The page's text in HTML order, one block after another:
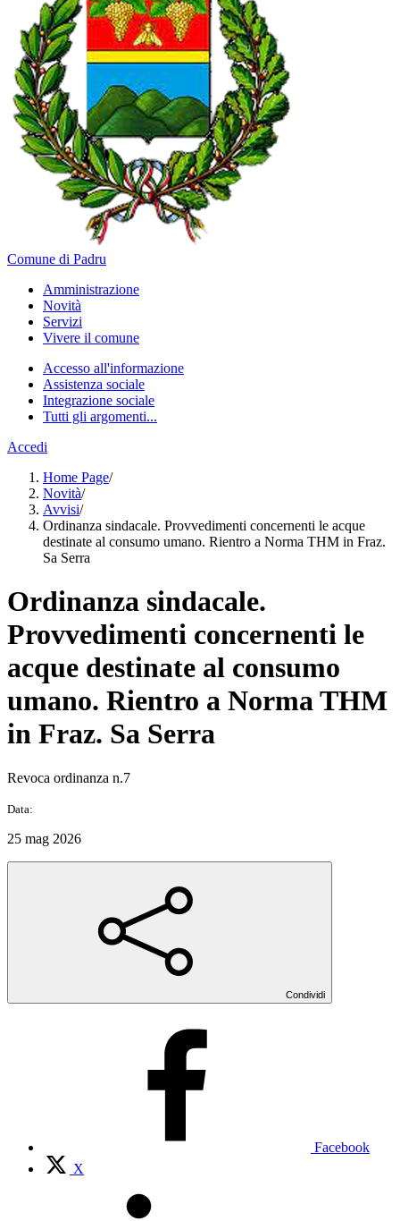
Comune di Padru
Amministrazione
Novità
Servizi
Vivere il comune
Accesso all'informazione
Assistenza sociale
Integrazione sociale
Tutti gli argomenti...
Accedi
Home Page/
Novità/
Avvisi/
Ordinanza sindacale. Provvedimenti concernenti le acque
destinate al consumo umano. Rientro a Norma THM in Fraz.
Sa Serra
Ordinanza sindacale.
Provvedimenti concernenti le
acque destinate al consumo
umano. Rientro a Norma THM
in Fraz. Sa Serra
Revoca ordinanza n.7
Data:
25 mag 2026
Condividi
Facebook
X